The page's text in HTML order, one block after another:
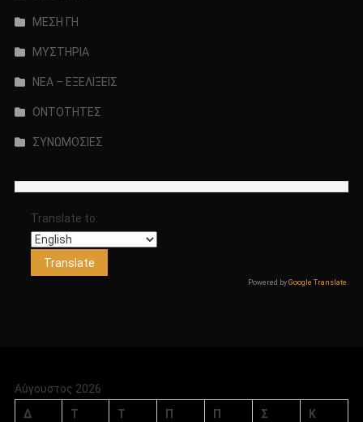
ΜΕΣΗ ΓΗ
ΜΥΣΤΗΡΙΑ
ΝΕΑ – ΕΞΕΛΙΞΕΙΣ
ΟΝΤΟΤΗΤΕΣ
ΣΥΝΩΜΟΣΙΕΣ
Translate to:
Powered byGoogle Translate .
Αύγουστος 2026
Δ
Τ Τ Π Π Σ Κ